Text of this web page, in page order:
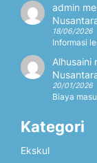
admin
18/06/2026
Informasi
Alhusaini
20/01/2026
Biaya
Kategori
Ekskul